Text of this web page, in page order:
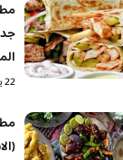
22 يوليو، 2021